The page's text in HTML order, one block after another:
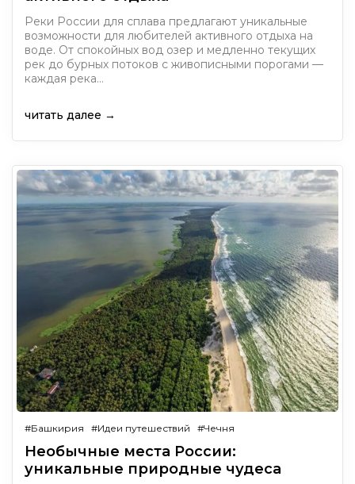
Реки России для сплава предлагают уникальные
возможности для любителей активного отдыха на
воде. От спокойных вод озер и медленно текущих
рек до бурных потоков с живописными порогами —
каждая река…
читать далее →
#Башкирия #Идеи путешествий #Чечня
Необычные места России:
уникальные природные чудеса